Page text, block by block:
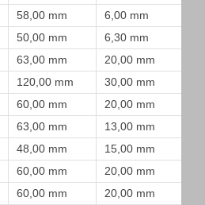
58,00 mm
6,00 mm
50,00 mm
6,30 mm
63,00 mm
20,00 mm
120,00 mm
30,00 mm
60,00 mm
20,00 mm
63,00 mm
13,00 mm
48,00 mm
15,00 mm
60,00 mm
20,00 mm
60,00 mm 20,00 mm